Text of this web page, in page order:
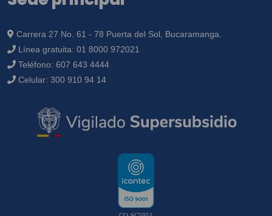
Carrera 27 No. 61 - 78 Puerta del Sol, Bucaramanga.
Línea gratuita: 01 8000 972021
Teléfono: 607 643 4444
Celular: 300 910 94 14